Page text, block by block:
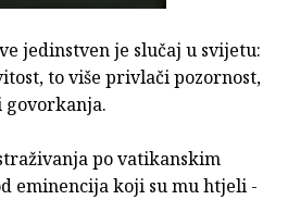
jedinstven je slučaj u svijetu:
to više privlači pozornost,
govorkanja.
po vatikanskim
eminencija koji su mu htjeli -